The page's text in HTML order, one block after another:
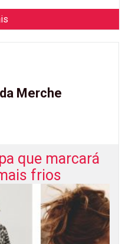
Merche
que marcará
frios